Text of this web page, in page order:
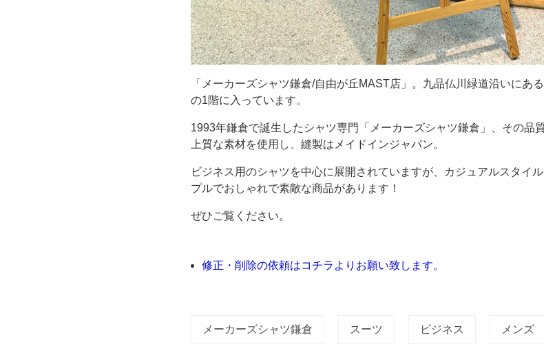
川
緑
道
沿
い
に
あ
商
施
「メーカーズシャツ鎌倉/自由が丘MAST店」。九品仏川緑道沿いにあ
の1階に入っています。
1993年鎌倉で誕生したシャツ専門「メーカーズシャツ鎌倉」、その品
上質な素材を使用し、縫製はメイドインジャパン。
ビジネス用のシャツを中心に展開されていますが、カジュアルスタイ
プルでおしゃれで素敵な商品があります！
ぜひご覧ください。
修正・削除の依頼はコチラよりお願い致します。
メーカーズシャツ鎌倉 スーツ ビジネス メンズ